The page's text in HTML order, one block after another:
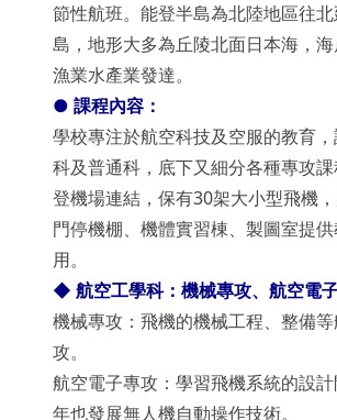
節性航班。能登半島為北陸地區往
島，地形大多為丘陵北面日本海，
漁業水產業發達。
● 課程內容：
學校專注於航空科技及空服的教育
科及普通科，底下又細分各種專攻
登機場連結，保有30架大小型飛機
門停機棚、機體實習棟、製圖室提
用。
◆ 航空工學科：機械專攻、航空電
機械專攻：飛機的機械工程、整備
攻。
航空電子專攻：學習飛機系統的設
年也發展無人機自動操作技術。